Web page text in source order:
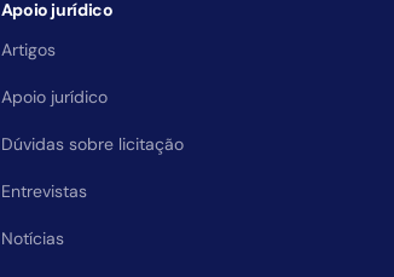
Apoio jurídico
Artigos
Apoio jurídico
Dúvidas sobre licitação
Entrevistas
Notícias